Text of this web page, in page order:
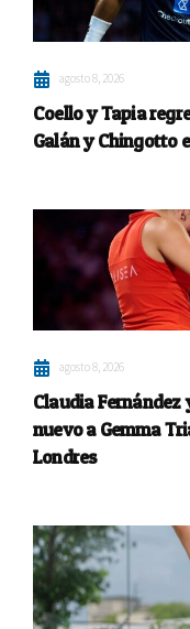
agosto 8, 2026
Coello y Tapia
Galán y Chingotto
agosto 8, 2026
Claudia
nuevo a Gemma
Londres